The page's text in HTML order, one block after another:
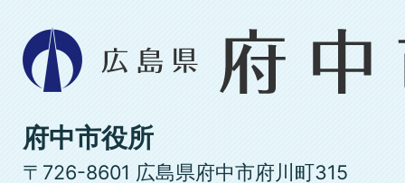
広
島
県
府
中
府中市役所
〒726-8601 広島県府中市府川町315